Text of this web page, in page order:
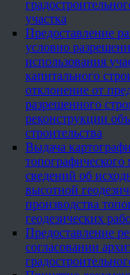
участка
Предоставление
условно
использования
капитального
отклонение от
разрешенного
реконструкции
строительства
Выдача
топографического
сведений об
высотной
производства
геодезических
Предоставление
согласовании